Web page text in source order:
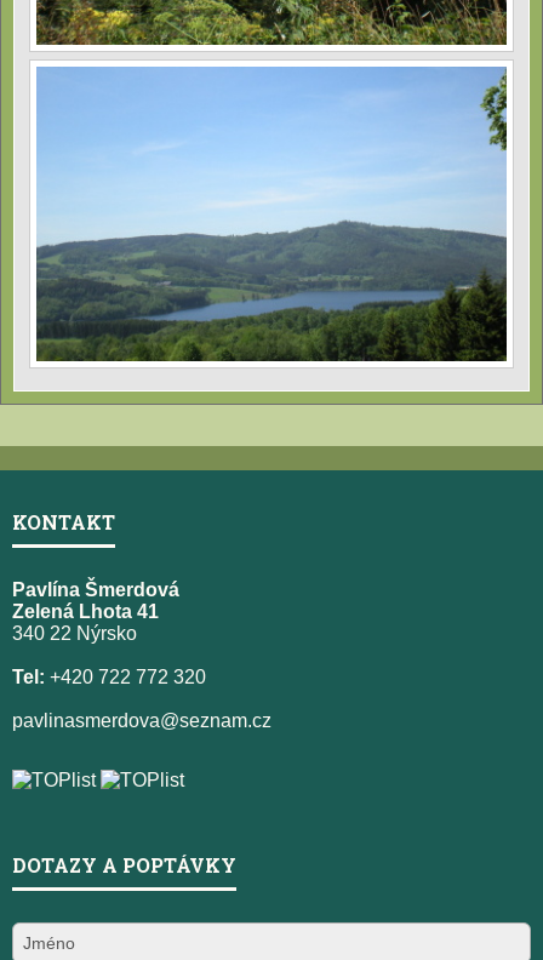
KONTAKT
Pavlína Šmerdová
Zelená Lhota 41
340 22 Nýrsko
Tel: +420 722 772 320
pavlinasmerdova@seznam.cz
DOTAZY A POPTÁVKY